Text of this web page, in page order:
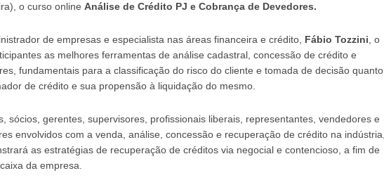
o curso online Análise de Crédito PJ e Cobrança de Devedores.
de empresas e especialista nas áreas financeira e crédito, Fábio Tozzini , o
as melhores ferramentas de análise cadastral, concessão de crédito e
fundamentais para a classificação do risco do cliente e tomada de decisão quanto
de crédito e sua propensão à liquidação do mesmo.
sócios, gerentes, supervisores, profissionais liberais, representantes, vendedores e
envolvidos com a venda, análise, concessão e recuperação de crédito na indústria,
as estratégias de recuperação de créditos via negocial e contencioso, a fim de
da empresa.